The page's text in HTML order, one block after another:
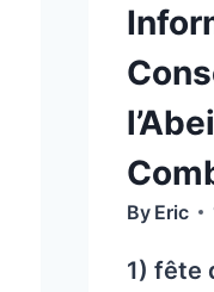
By Eric
1) fête